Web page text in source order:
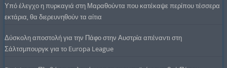
Υπό έλεγχο η πυρκαγιά στη Μαραθούντα που κατέκαψε περίπου τέσσερα
εκτάρια, θα διερευνηθούν τα αίτια
Δύσκολη αποστολή για την Πάφο στην Αυστρία απέναντι στη
Σάλτσμπουργκ για το Europa League